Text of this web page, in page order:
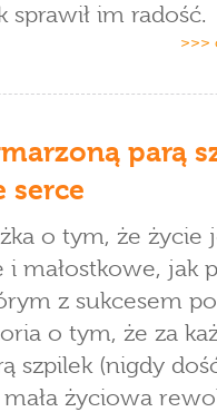
sprawił im radość.
>>>
parą
serce
o tym, że życie
i małostkowe, jak
z sukcesem
o tym, że za
szpilek (nigdy
mała życiowa